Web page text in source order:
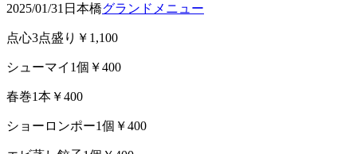
2025/01/31 日本橋グランドメニュー
点心3点盛り￥1,100
シューマイ1個￥400
春巻1本￥400
ショーロンポー1個￥400